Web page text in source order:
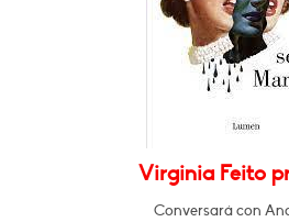
Virginia Feito
Conversará con